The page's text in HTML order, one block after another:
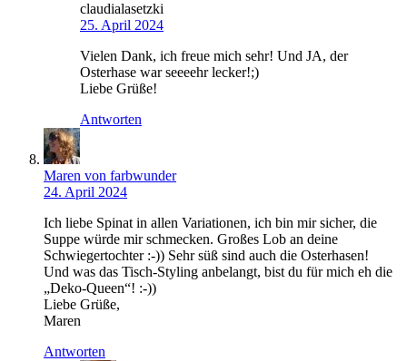
claudialasetzki
25. April 2024
Vielen Dank, ich freue mich sehr! Und JA, der
Osterhase war seeeehr lecker!;)
Liebe Grüße!
Antworten
Maren von farbwunder
24. April 2024
Ich liebe Spinat in allen Variationen, ich bin mir sicher, die
Suppe würde mir schmecken. Großes Lob an deine
Schwiegertochter :-)) Sehr süß sind auch die Osterhasen!
Und was das Tisch-Styling anbelangt, bist du für mich eh die
„Deko-Queen“! :-))
Liebe Grüße,
Maren
Antworten